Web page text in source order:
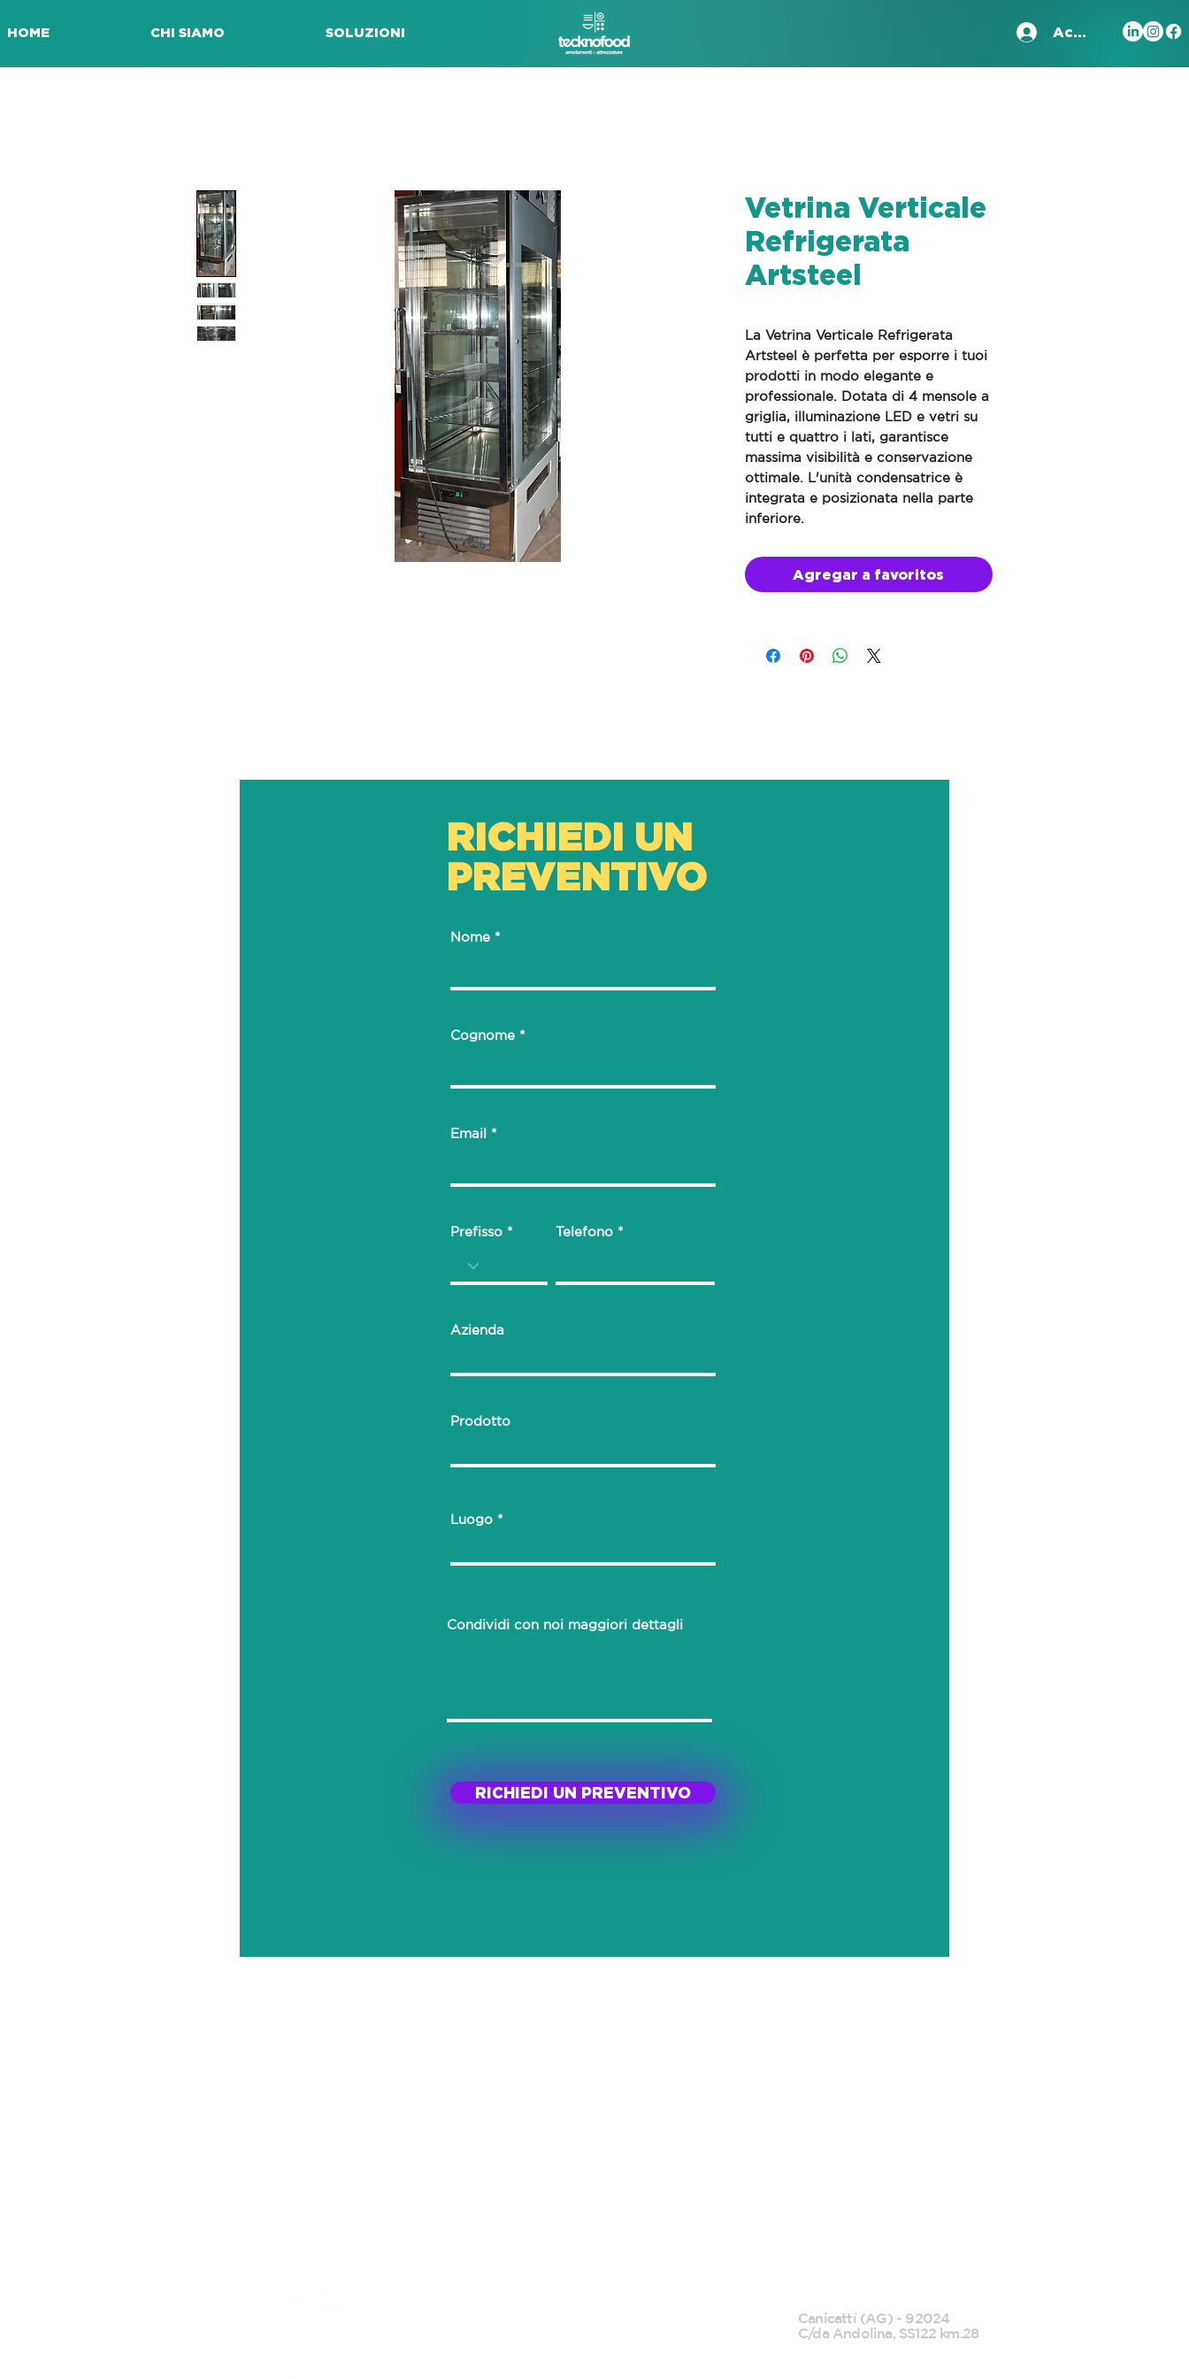
HOME CHI SIAMO SOLUZIONI Accedi
Vetrina Verticale
Refrigerata
Artsteel
La Vetrina Verticale Refrigerata
Artsteel è perfetta per esporre i tuoi
prodotti in modo elegante e
professionale. Dotata di 4 mensole a
griglia, illuminazione LED e vetri su
tutti e quattro i lati, garantisce
massima visibilità e conservazione
ottimale. L'unità condensatrice è
integrata e posizionata nella parte
inferiore.
✔️ 4 mensole a griglia
✔️ Illuminazione LED
✔️ Dimensioni: 70x85x215h
Agregar a favoritos
RICHIEDI UN
PREVENTIVO
Nome
Cognome
Email
Prefisso Telefono
Azienda
Prodotto
Luogo
Condividi con noi maggiori dettagli
RICHIEDI UN PREVENTIVO
Canicattì (AG) - 92024
C/da Andolina, SS122 km.28